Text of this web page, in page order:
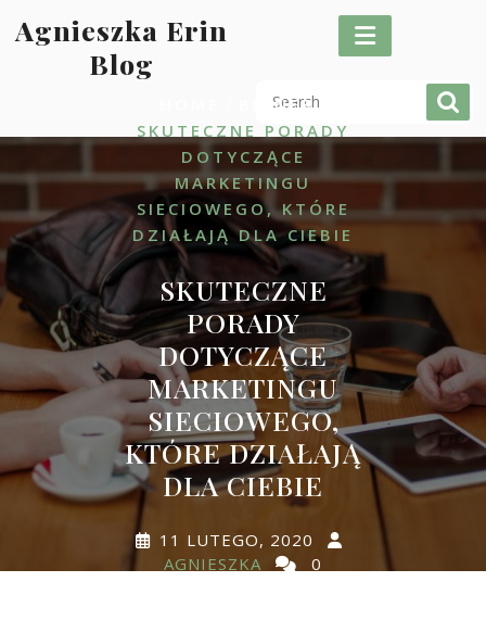
toAgnieszka Erin
Blog
BIZNES/
SKUTECZNE PORADY
DOTYCZĄCE
MARKETINGU
SIECIOWEGO, KTÓRE
DZIAŁAJĄ DLA CIEBIE
SKUTECZNE
PORADY
DOTYCZĄCE
MARKETINGU
SIECIOWEGO,
KTÓRE DZIAŁAJĄ
DLA CIEBIE
11 LUTEGO, 2020
AGNIESZKA
0